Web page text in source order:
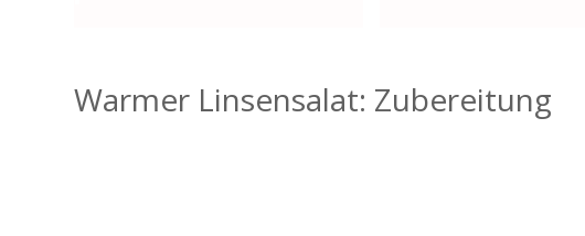
Warmer Linsensalat: Zubereitung